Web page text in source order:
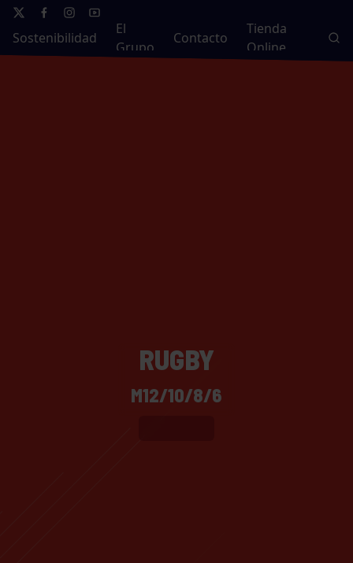
Sostenibilidad
El
Grupo
Contacto
Tienda
Online
RUGBY
M12/10/8/6